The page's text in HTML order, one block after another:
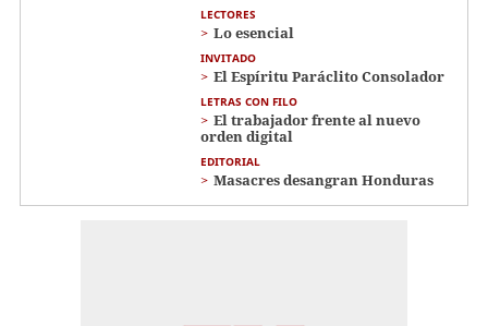
LECTORES
Lo esencial
INVITADO
El Espíritu Paráclito Consolador
LETRAS CON FILO
El trabajador frente al nuevo
orden digital
EDITORIAL
Masacres desangran Honduras